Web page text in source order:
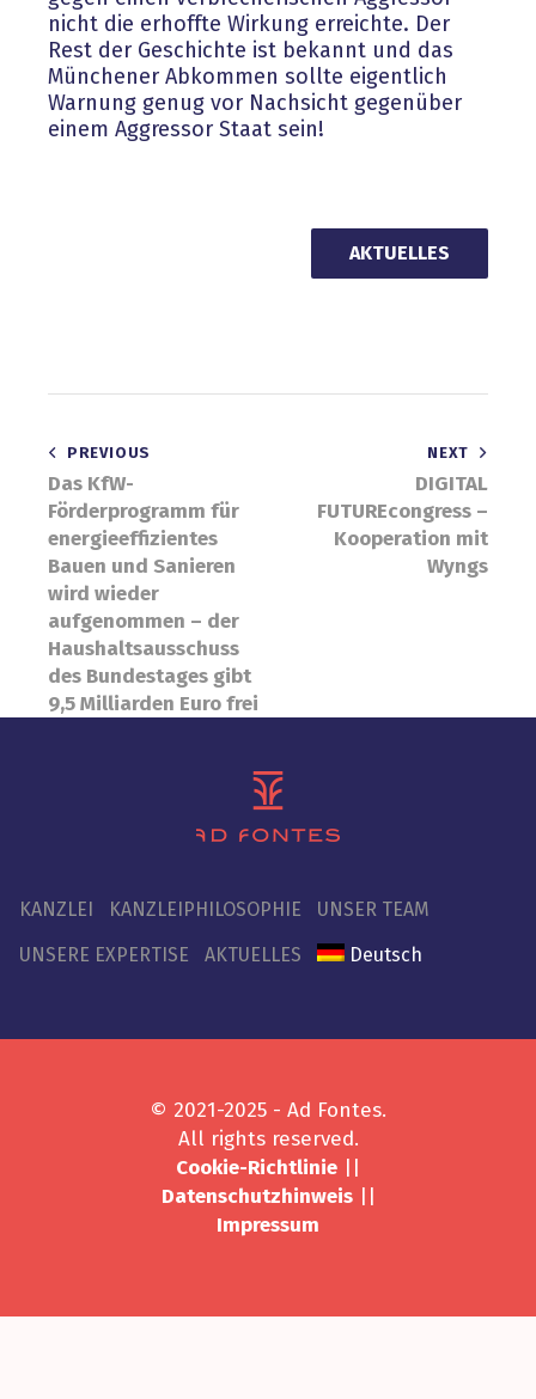
nicht die erhoffte Wirkung erreichte. Der
Rest der Geschichte ist bekannt und das
Münchener Abkommen sollte eigentlich
Warnung genug vor Nachsicht gegenüber
einem Aggressor Staat sein!
AKTUELLES
Beitragsnavigation
PREVIOUS
Das KfW-
Förderprogramm für
energieeffizientes
Bauen und Sanieren
wird wieder
aufgenommen – der
Haushaltsausschuss
des Bundestages gibt
9,5 Milliarden Euro frei
NEXT
DIGITAL
FUTUREcongress –
Kooperation mit
Wyngs
KANZLEI KANZLEIPHILOSOPHIE UNSER TEAM
UNSERE EXPERTISE AKTUELLES Deutsch
© 2021-2025 - Ad Fontes.
All rights reserved.
Cookie-Richtlinie ||
Datenschutzhinweis||
Impressum